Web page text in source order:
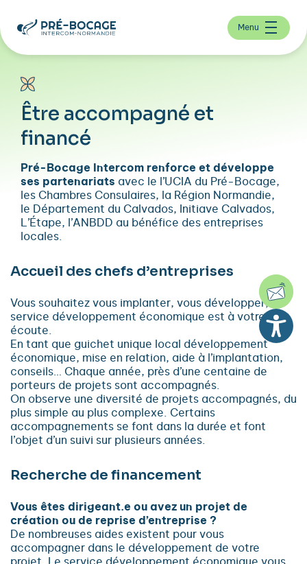
Menu
Être accompagné et
financé
Pré-Bocage Intercom renforce et développe
ses partenariats avec le l’UCIA du Pré-Bocage,
les Chambres Consulaires, la Région Normandie,
le Département du Calvados, Initiave Calvados,
L’Étape, l’ANBDD au bénéfice des entreprises
locales.
Accueil des chefs d’entreprises
Vous souhaitez vous implanter, vous développer, le
service développement économique est à votre
écoute.
En tant que guichet unique local développement
économique, mise en relation, aide à l’implantation,
conseils… Chaque année, près d’une centaine de
porteurs de projets sont accompagnés.
On observe une diversité de projets accompagnés, du
plus simple au plus complexe. Certains
accompagnements se font dans la durée et font
l’objet d’un suivi sur plusieurs années.
Recherche de financement
Vous êtes dirigeant.e ou avez un projet de
création ou de reprise d’entreprise ?
De nombreuses aides existent pour vous
accompagner dans le développement de votre